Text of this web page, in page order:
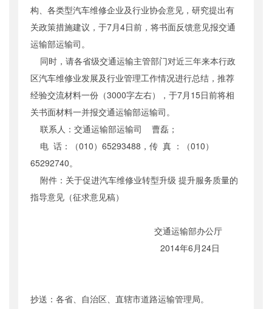
构、各类型汽车维修企业及行业协会意见，研究提出有
关政策措施建议，于7月4日前，将书面反馈意见报交通
运输部运输司。
同时，请各省级交通运输主管部门对近三年来本行政
区汽车维修业发展及行业管理工作情况进行总结，推荐
经验交流材料一份（3000字左右），于7月15日前将相
关书面材料一并报交通运输部运输司。
联系人：交通运输部运输司 曹磊；
电 话：（010）65293488，传 真 ：（010）
65292740。
附件：关于促进汽车维修业转型升级 提升服务质量的
指导意见（征求意见稿）
交通运输部办公厅
2014年6月24日
抄送：各省、自治区、直辖市道路运输管理局。